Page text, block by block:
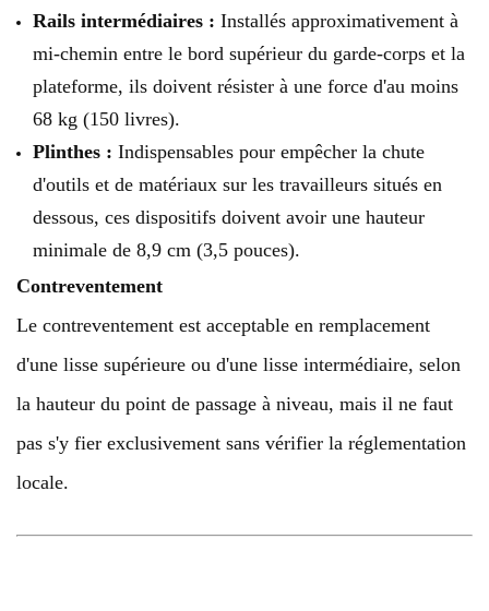
Rails intermédiaires : Installés approximativement à
mi-chemin entre le bord supérieur du garde-corps et la
plateforme, ils doivent résister à une force d'au moins
68 kg (150 livres).
Plinthes : Indispensables pour empêcher la chute
d'outils et de matériaux sur les travailleurs situés en
dessous, ces dispositifs doivent avoir une hauteur
minimale de 8,9 cm (3,5 pouces).
Contreventement
Le contreventement est acceptable en remplacement
d'une lisse supérieure ou d'une lisse intermédiaire, selon
la hauteur du point de passage à niveau, mais il ne faut
pas s'y fier exclusivement sans vérifier la réglementation
locale.